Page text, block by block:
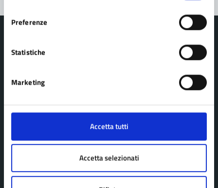
Preferenze
Statistiche
Marketing
Accetta tutti
Accetta selezionati
Politici
Uffici